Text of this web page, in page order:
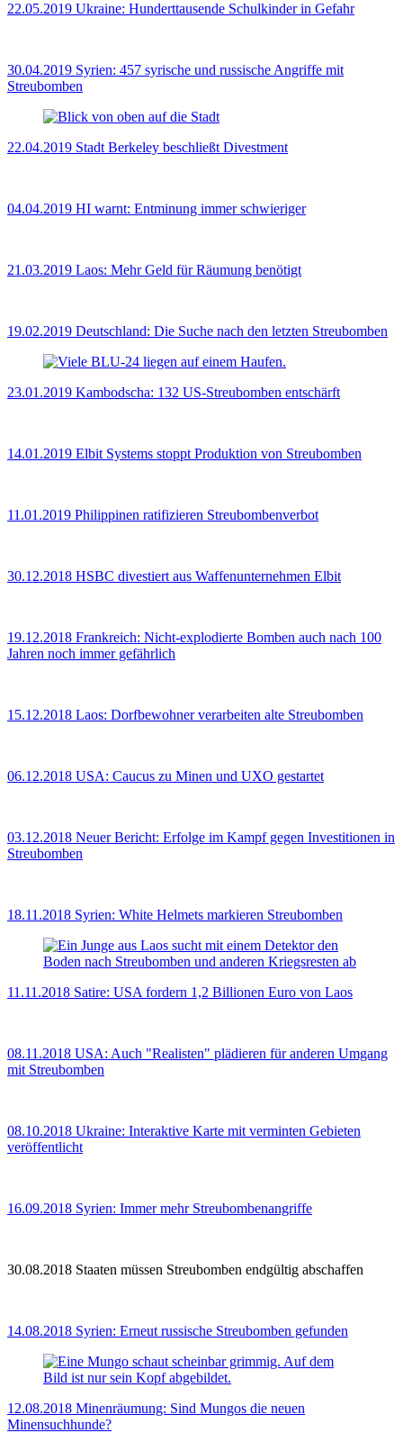
22.05.2019 Ukraine: Hunderttausende Schulkinder in Gefahr
30.04.2019 Syrien: 457 syrische und russische Angriffe mit
Streubomben
22.04.2019 Stadt Berkeley beschließt Divestment
04.04.2019 HI warnt: Entminung immer schwieriger
21.03.2019 Laos: Mehr Geld für Räumung benötigt
19.02.2019 Deutschland: Die Suche nach den letzten Streubomben
23.01.2019 Kambodscha: 132 US-Streubomben entschärft
14.01.2019 Elbit Systems stoppt Produktion von Streubomben
11.01.2019 Philippinen ratifizieren Streubombenverbot
30.12.2018 HSBC divestiert aus Waffenunternehmen Elbit
19.12.2018 Frankreich: Nicht-explodierte Bomben auch nach 100
Jahren noch immer gefährlich
15.12.2018 Laos: Dorfbewohner verarbeiten alte Streubomben
06.12.2018 USA: Caucus zu Minen und UXO gestartet
03.12.2018 Neuer Bericht: Erfolge im Kampf gegen Investitionen in
Streubomben
18.11.2018 Syrien: White Helmets markieren Streubomben
11.11.2018 Satire: USA fordern 1,2 Billionen Euro von Laos
08.11.2018 USA: Auch "Realisten" plädieren für anderen Umgang
mit Streubomben
08.10.2018 Ukraine: Interaktive Karte mit verminten Gebieten
veröffentlicht
16.09.2018 Syrien: Immer mehr Streubombenangriffe
30.08.2018 Staaten müssen Streubomben endgültig abschaffen
14.08.2018 Syrien: Erneut russische Streubomben gefunden
12.08.2018 Minenräumung: Sind Mungos die neuen
Minensuchhunde?